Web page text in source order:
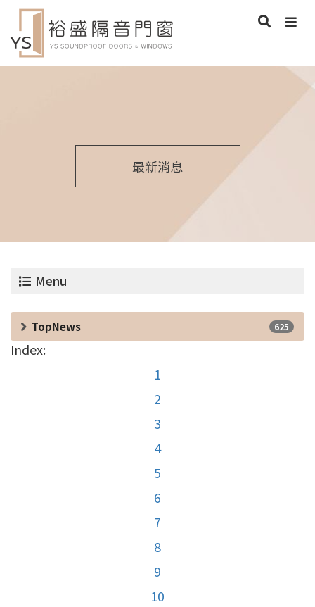
最新消息
Menu
TopNews 625
Index:
1
2
3
4
5
6
7
8
9
10